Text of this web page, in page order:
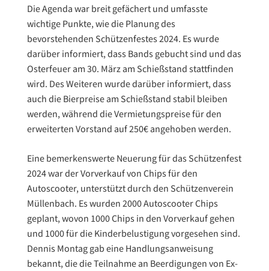
Die Agenda war breit gefächert und umfasste
wichtige Punkte, wie die Planung des
bevorstehenden Schützenfestes 2024. Es wurde
darüber informiert, dass Bands gebucht sind und das
Osterfeuer am 30. März am Schießstand stattfinden
wird. Des Weiteren wurde darüber informiert, dass
auch die Bierpreise am Schießstand stabil bleiben
werden, während die Vermietungspreise für den
erweiterten Vorstand auf 250€ angehoben werden.
Eine bemerkenswerte Neuerung für das Schützenfest
2024 war der Vorverkauf von Chips für den
Autoscooter, unterstützt durch den Schützenverein
Müllenbach. Es wurden 2000 Autoscooter Chips
geplant, wovon 1000 Chips in den Vorverkauf gehen
und 1000 für die Kinderbelustigung vorgesehen sind.
Dennis Montag gab eine Handlungsanweisung
bekannt, die die Teilnahme an Beerdigungen von Ex-